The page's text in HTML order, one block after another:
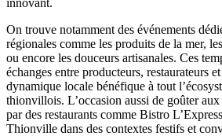
innovant.
On trouve notamment des événements
régionales comme les produits de la mer,
ou encore les douceurs artisanales. Ces
échanges entre producteurs, restaurateurs
dynamique locale bénéfique à tout
thionvillois. L’occasion aussi de goûter aux
par des restaurants comme Bistro
Thionville dans des contextes festifs et